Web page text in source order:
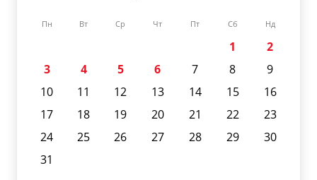
Пн Вт Ср Чт Пт Сб Нд
1
2
3
4 5 6 7 8
9
10
11 12 13 14 15
16
17
18 19 20 21 22
23
24
25 26 27 28 29
30
31